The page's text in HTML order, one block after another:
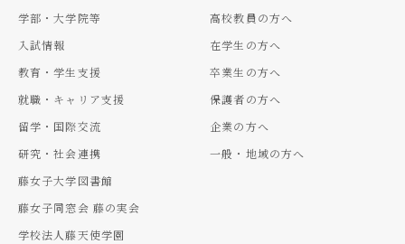
学部・大学院等
入試情報
教育・学生支援
就職・キャリア支援
留学・国際交流
研究・社会連携
藤女子大学図書館
藤女子同窓会 藤の実会
学校法人藤天使学園
高校教員の方へ
在学生の方へ
卒業生の方へ
保護者の方へ
企業の方へ
一般・地域の方へ